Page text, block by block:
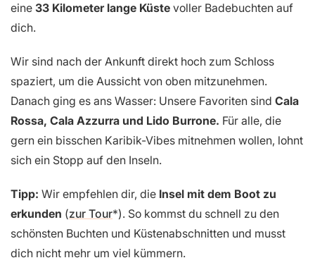
eine 33 Kilometer lange Küste voller Badebuchten auf
dich.
Wir sind nach der Ankunft direkt hoch zum Schloss
spaziert, um die Aussicht von oben mitzunehmen.
Danach ging es ans Wasser: Unsere Favoriten sind Cala
Rossa, Cala Azzurra und Lido Burrone. Für alle, die
gern ein bisschen Karibik-Vibes mitnehmen wollen, lohnt
sich ein Stopp auf den Inseln.
Tipp: Wir empfehlen dir, die Insel mit dem Boot zu
erkunden (zur Tour ). So kommst du schnell zu den
schönsten Buchten und Küstenabschnitten und musst
dich nicht mehr um viel kümmern.